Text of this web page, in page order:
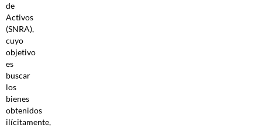
de
Activos
(SNRA),
cuyo
objetivo
es
buscar
los
bienes
obtenidos
ilícitamente,